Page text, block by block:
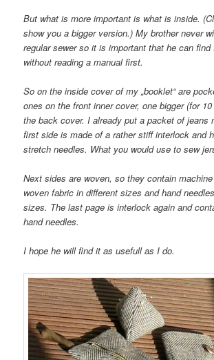
But what is more important is what is inside.
show you a bigger version.) My brother never
regular sewer so it is important that he can find
without reading a manual first.
So on the inside cover of my „booklet“ are
ones on the front inner cover, one bigger (for
the back cover. I already put a packet of jeans
first side is made of a rather stiff interlock and
stretch needles. What you would use to sew
Next sides are woven, so they contain
woven fabric in different sizes and hand
sizes. The last page is interlock again and
hand needles.
I hope he will find it as usefull as I do.